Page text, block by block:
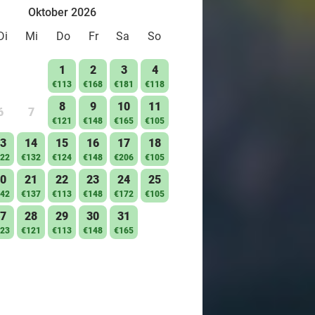
Oktober 2026
Mi Do Fr Sa So
1
€113
2
€168
3
€181
4
€118
7 8
€121
9
€148
10
€165
11
€105
14
€132
15
€124
16
€148
17
€206
18
€105
21
€137
22
€113
23
€148
24
€172
25
€105
28
€121
29
€113
30
€148
31
€165